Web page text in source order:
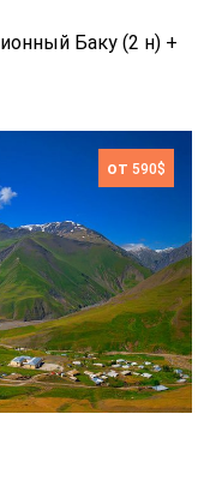
Баку (2 н) +
от 590$